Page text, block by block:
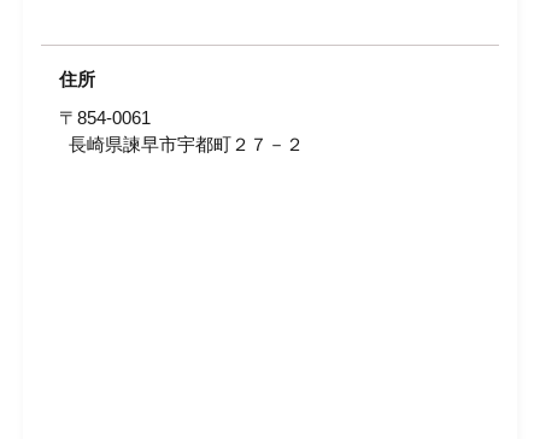
住所
〒854-0061
長崎県諫早市宇都町２７－２